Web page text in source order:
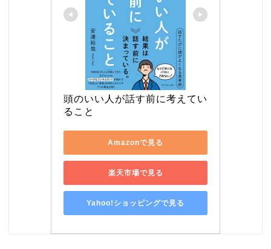
頭のいい人が話す前に考えてい
ること
Amazonで見る
楽天市場で見る
Yahoo!ショッピングで見る